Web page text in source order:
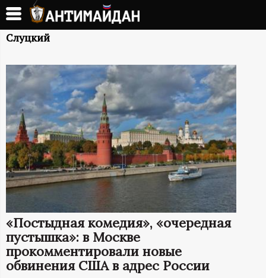
Перейти
основному
А
Н
Т
И
М
А
Й
Д
А
Слуцкий
«Постыдная комедия», «очередная
пустышка»: в Москве
прокомментировали новые
обвинения США в адрес России